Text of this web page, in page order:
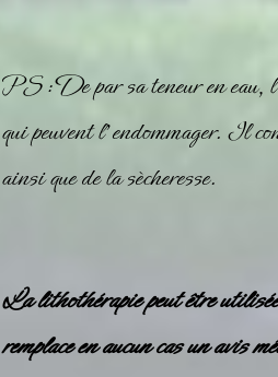
PS : De par sa teneur en eau,
qui peuvent l’endommager. Il
ainsi que de la sècheresse.
La lithothérapie peut être
remplace en aucun cas un avis